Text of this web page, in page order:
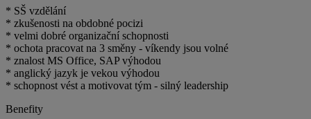
* SŠ vzdělání
* zkušenosti na obdobné pocizi
* velmi dobré organizační schopnosti
* ochota pracovat na 3 směny - víkendy jsou volné
* znalost MS Office, SAP výhodou
* anglický jazyk je vekou výhodou
* schopnost vést a motivovat tým - silný leadership
Benefity